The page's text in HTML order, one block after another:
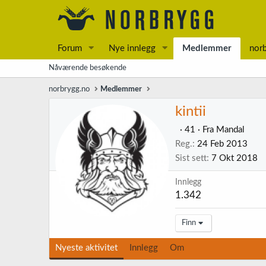
Forum Nye innlegg Medlemmer
Nåværende besøkende
norbrygg.no Medlemmer
kintii
· 41 · Fra Mandal
Reg. 24 Feb 2013
Sist sett
7 Okt 2018
Innlegg
1.342
Finn
Nyeste aktivitet Innlegg Om